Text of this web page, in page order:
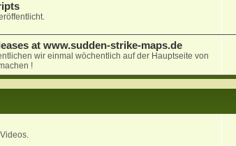
at www.sudden-strike-maps.de
wir einmal wöchentlich auf der Hauptseite von
!